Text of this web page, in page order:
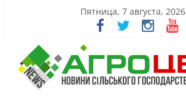
Пятница, 7 августа, 2026